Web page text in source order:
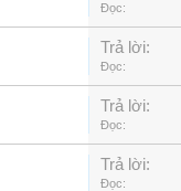
Đọc:
Trả lời:
Đọc:
Trả lời:
Đọc:
Trả lời:
Đọc: